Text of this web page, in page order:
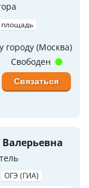
площадь
городу (Москва)
Свободен
Связаться
ОГЭ (ГИА)